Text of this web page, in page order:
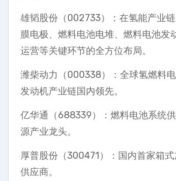
雄韬股份（002733）：在氢能产业链
膜电极、燃料电池电堆、燃料电池发
运营等关键环节的全方位布局。
潍柴动力（000338）：全球氢燃料电
发动机产业链国内领先。
亿华通（688339）：燃料电池系统
源产业龙头。
厚普股份（300471）：国内首家箱
供应商。